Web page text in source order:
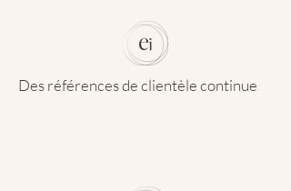
Des références de clientèle continue